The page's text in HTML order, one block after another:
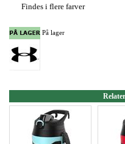
Findes i flere farver
På lager